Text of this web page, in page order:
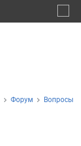
Форум
Вопросы